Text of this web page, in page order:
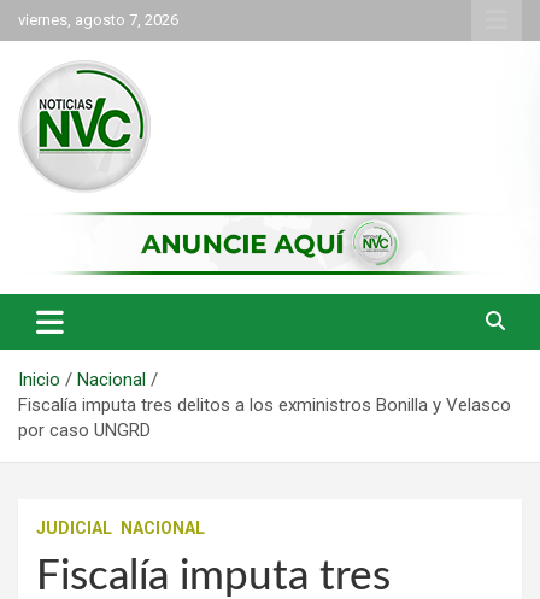
Saltar
al
contenido
viernes, agosto 7, 2026
NVC Noticias
Inicio
Nacional
Fiscalía imputa tres delitos a los exministros Bonilla y Velasco
por caso UNGRD
JUDICIAL NACIONAL
Fiscalía imputa tres